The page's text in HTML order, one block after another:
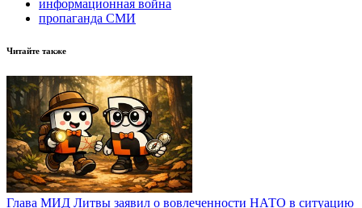
информационная война
пропаганда СМИ
Читайте также
Глава МИД Литвы заявил о вовлеченности НАТО в ситуацию